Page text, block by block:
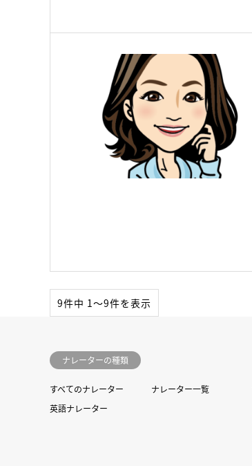
9件中 1〜9件を表示
ナレーターの種類
すべてのナレーター ナレーター一覧
英語ナレーター